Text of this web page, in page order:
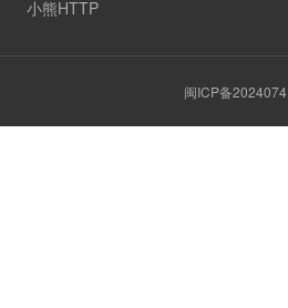
小熊HTTP
闽ICP备